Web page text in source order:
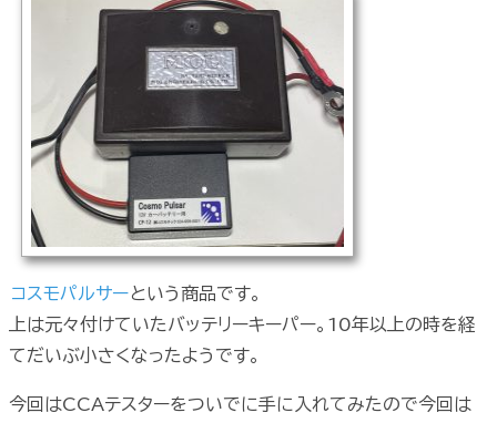
コスモパルサー という商品です。
上は元々付けていたバッテリーキーパー。10年以上の時を経
てだいぶ小さくなったようです。
今回はCCAテスターをついでに手に入れてみたので今回は